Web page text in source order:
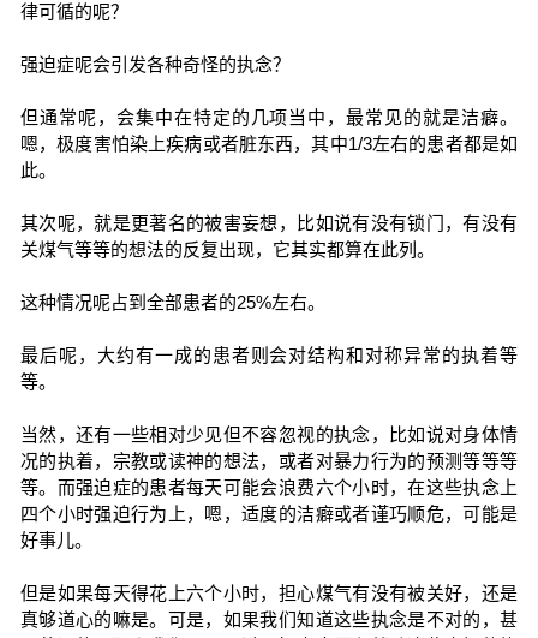
律可循的呢？
强迫症呢会引发各种奇怪的执念？
但通常呢，会集中在特定的几项当中，最常见的就是洁癖。
嗯，极度害怕染上疾病或者脏东西，其中1/3左右的患者都是如
此。
其次呢，就是更著名的被害妄想，比如说有没有锁门，有没有
关煤气等等的想法的反复出现，它其实都算在此列。
这种情况呢占到全部患者的25%左右。
最后呢，大约有一成的患者则会对结构和对称异常的执着等
等。
当然，还有一些相对少见但不容忽视的执念，比如说对身体情
况的执着，宗教或读神的想法，或者对暴力行为的预测等等等
等。而强迫症的患者每天可能会浪费六个小时，在这些执念上
四个小时强迫行为上，嗯，适度的洁癖或者谨巧顺危，可能是
好事儿。
但是如果每天得花上六个小时，担心煤气有没有被关好，还是
真够道心的嘛是。可是，如果我们知道这些执念是不对的，甚